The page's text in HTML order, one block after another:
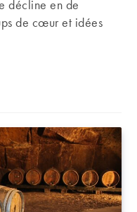
décline en de
de cœur et idées
: accorder vin et canard